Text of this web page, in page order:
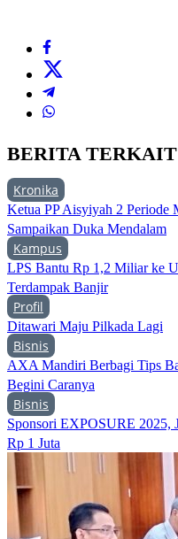
BERITA TERKAIT
Kronika
Ketua PP Aisyiyah 2 Periode
Sampaikan Duka Mendalam
Kampus
LPS Bantu Rp 1,2 Miliar ke
Terdampak Banjir
Profil
Ditawari Maju Pilkada Lagi
Bisnis
AXA Mandiri Berbagi Tips
Begini Caranya
Bisnis
Sponsori EXPOSURE 2025,
Rp 1 Juta